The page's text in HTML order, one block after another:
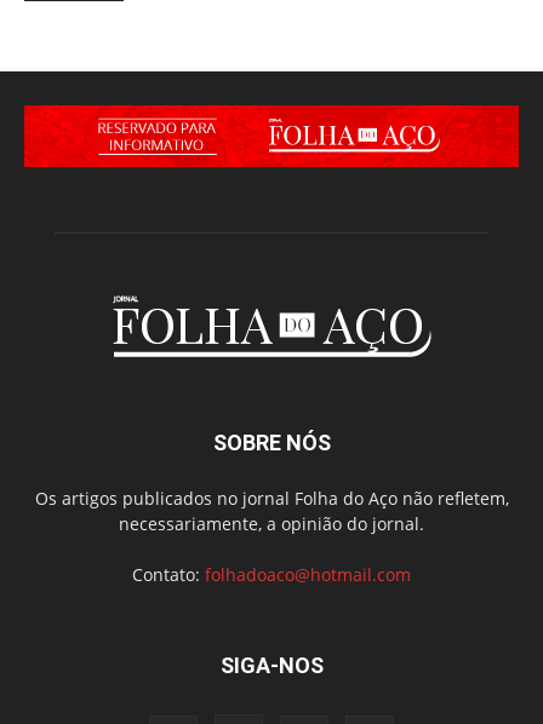
SOBRE NÓS
Os artigos publicados no jornal Folha do Aço não refletem,
necessariamente, a opinião do jornal.
Contato: folhadoaco@hotmail.com
SIGA-NOS